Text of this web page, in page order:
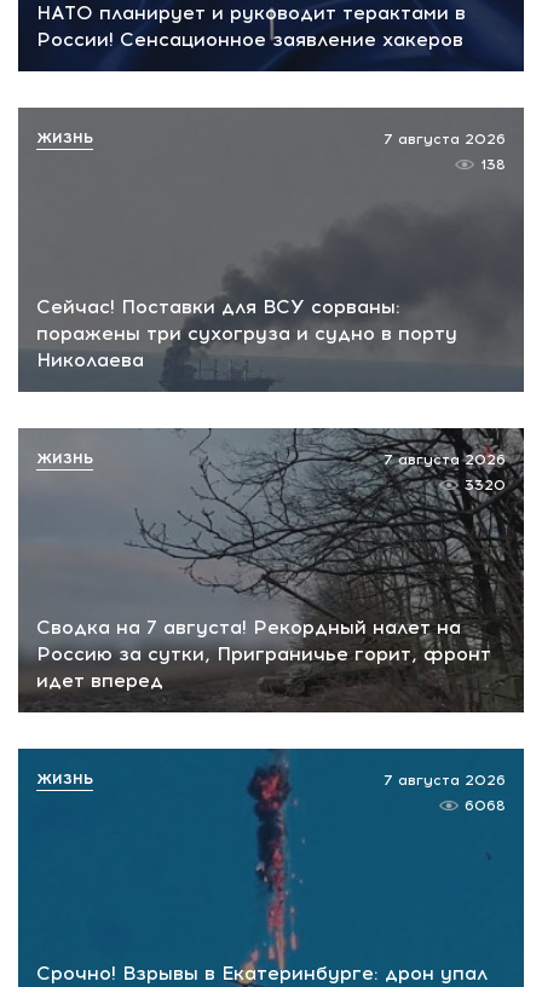
НАТО планирует и руководит терактами в
России! Сенсационное заявление хакеров
Сейчас! Поставки для ВСУ сорваны:
поражены три сухогруза и судно в порту
Николаева
7 августа 2026
138
ЖИЗНЬ
Сводка на 7 августа! Рекордный налет на
Россию за сутки, Приграничье горит, фронт
идет вперед
7 августа 2026
3320
ЖИЗНЬ
Срочно! Взрывы в Екатеринбурге: дрон упал
7 августа 2026
6068
ЖИЗНЬ